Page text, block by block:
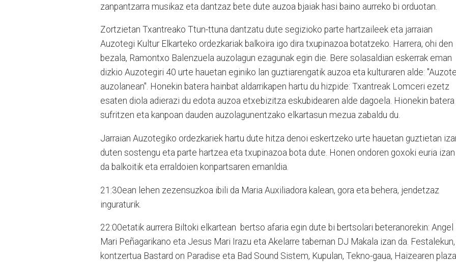
zanpantzarra musikaz eta dantzaz bete dute auzoa bjaiak hasi baino aurreko bi orduotan.
Zortzietan Txantreako Ttun-ttuna dantzatu dute segizioko parte hartzaileek eta jarraian
Auzotegi Kultur Elkarteko ordezkariak balkoira igo dira txupinazoa botatzeko. Harrera, ohi den
bezala, Ramontxo Balenzuela auzolagun ezagunak egin die. Bere solasaldian eskerrak eman
dizkio Auzotegiri 40 urte hauetan eginiko lan guztiarengatik auzoa eta kulturaren alde:
auzolanean". Honekin batera hainbat aldarrikapen hartu du hizpide: Txantreak Lomceri ezetz
esaten diola adierazi du edota auzoa etxebizitza eskubidearen alde dagoela. Hionekin batera
sufritzen eta kanpoan dauden auzolagunentzako elkartasun mezua zabaldu du.
Jarraian Auzotegiko ordezkariek hartu dute hitza denoi eskertzeko urte hauetan guztietan
duten sostengu eta parte hartzea eta txupinazoa bota dute. Honen ondoren goxoki euria izan
da balkoitik eta erraldoien konpartsaren emanldia.
21:30ean lehen zezensuzkoa ibili da Maria Auxiliadora kalean, gora eta behera, jendetzaz
inguraturik.
22:00etatik aurrera Biltoki elkartean bertso afaria egin dute bi bertsolari beteranorekin: Angel
Mari Peñagarikano eta Jesus Mari Irazu eta Akelarre tabernan DJ Makala izan da. Festalekun,
kontzertua Bastard on Paradise eta Bad Sound Sistem, Kupulan, Tekno-gaua, Haizearen